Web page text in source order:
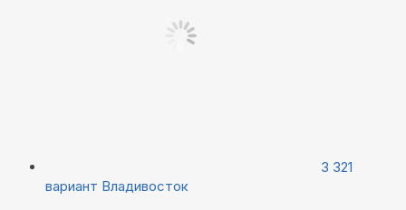
3 321
вариант Владивосток